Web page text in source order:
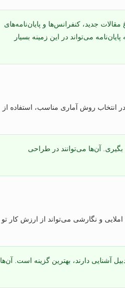
جدید، کنفرانس‌ها و پایان‌نامه‌های
پایان‌نامه می‌تواند در این زمینه بسیار
انتخاب روش آماری مناسب، استفاده از
آن‌ها می‌توانند در طراحی
و نگارشی می‌تواند از ارزش کار تو
آشنایی دارند، بهترین گزینه است. آن‌ها